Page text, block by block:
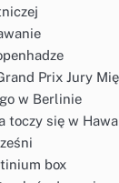
Prix Jury
w Berlinie
toczy się w
box